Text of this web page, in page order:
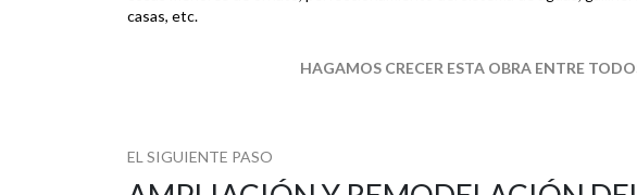
casas, etc.
HAGAMOS CRECER ESTA OBRA ENTRE
EL SIGUIENTE PASO